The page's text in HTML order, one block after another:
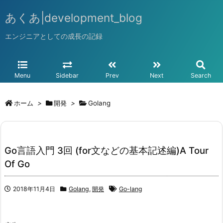
あくあ|development_blog
エンジニアとしての成長の記録
Menu Sidebar Prev Next Search
ホーム > 開発 > Golang
Go言語入門 3回 (for文などの基本記述編)A Tour
Of Go
2018年11月4日 Golang, 開発 Go-lang